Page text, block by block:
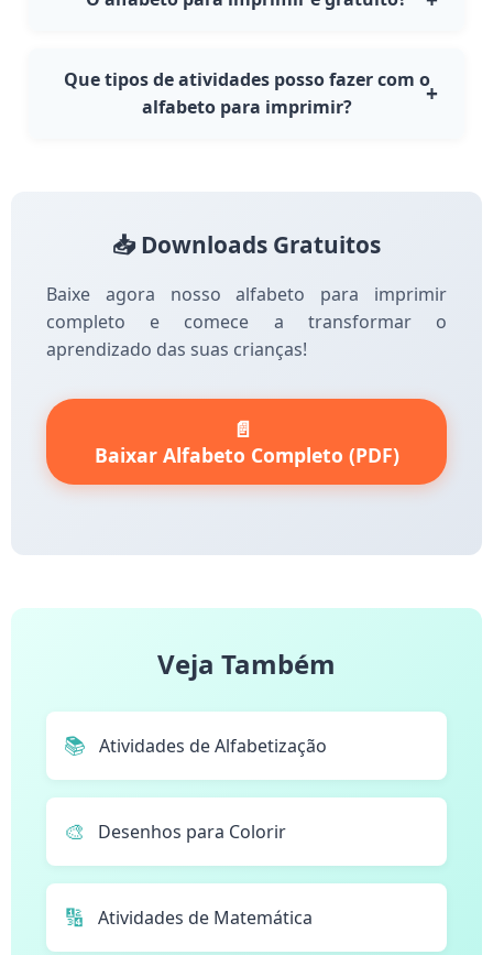
imprimir é completamente gratuito. Você
pode baixar, imprimir e usar quantas vezes
Que tipos de atividades posso fazer com o
alfabeto para imprimir?
educativos, atividades de coordenação
📥 Downloads Gratuitos
Baixe agora nosso alfabeto para imprimir
completo e comece a transformar o
aprendizado das suas crianças!
📄
Baixar Alfabeto Completo (PDF)
Veja Também
📚 Atividades de Alfabetização
🎨 Desenhos para Colorir
🔢 Atividades de Matemática